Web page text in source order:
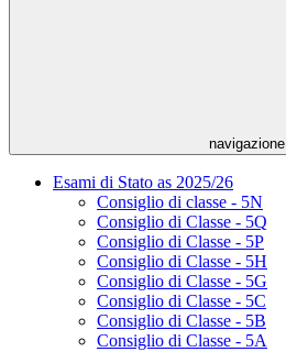
navigazione
Esami di Stato as 2025/26
Consiglio di classe - 5N
Consiglio di Classe - 5Q
Consiglio di Classe - 5P
Consiglio di Classe - 5H
Consiglio di Classe - 5G
Consiglio di Classe - 5C
Consiglio di Classe - 5B
Consiglio di Classe - 5A